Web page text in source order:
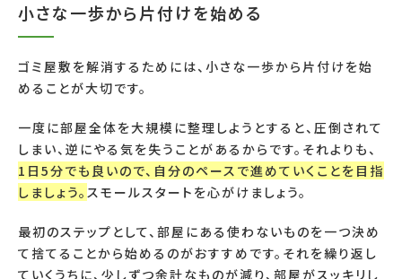
小さな一歩から片付けを始める
ゴミ屋敷を解消するためには、小さな一歩から片付けを始
めることが大切です。
一度に部屋全体を大規模に整理しようとすると、圧倒されて
しまい、逆にやる気を失うことがあるからです。それよりも、
1日5分でも良いので、自分のペースで進めていくことを目指
しましょう。 スモールスタートを心がけましょう。
最初のステップとして、部屋にある使わないものを一つ決め
て捨てることから始めるのがおすすめです。それを繰り返し
ていくうちに、少しずつ余計なものが減り、部屋がスッキリし